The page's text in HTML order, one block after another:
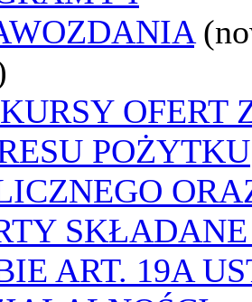
OFERT
POŻYTKU
ART. 19A